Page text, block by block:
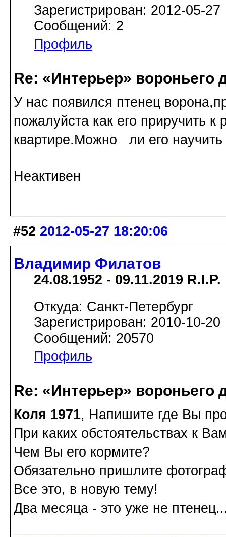
Зарегистрирован: 2012-05-27
Сообщений: 2
Профиль
Re: «Интерьер» вороньего
У нас появился птенец
пожалуйста как его приручить к
квартире.Можно ли его научить
Неактивен
#52 2012-05-27 18:20:06
Владимир Филатов
24.08.1952 - 09.11.2019 R.I.P.
Откуда: Санкт-Петербург
Зарегистрирован: 2010-10-20
Сообщений: 20570
Профиль
Re: «Интерьер» вороньего
Коля 1971, Напишите где Вы
При каких обстоятельствах к
Чем Вы его кормите?
Обязательно пришлите
Все это, в новую тему!
Два месяца - это уже не